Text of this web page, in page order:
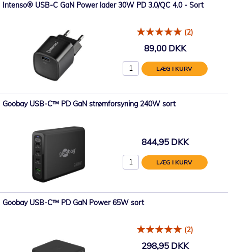
Intenso® USB-C GaN Power lader 30W PD 3.0/QC 4.0 - Sort
(2)
89,00 DKK
LÆG I KURV
Goobay USB-C™ PD GaN strømforsyning 240W sort
844,95 DKK
LÆG I KURV
Goobay USB-C™ PD GaN Power 65W sort
(2)
298,95 DKK